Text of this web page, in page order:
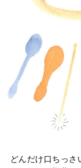
どんだけ口ちっさ